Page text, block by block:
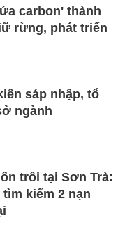
carbon' thành
rừng, phát triển
sáp nhập, tổ
ngành
trôi tại Sơn Trà:
kiếm 2 nạn